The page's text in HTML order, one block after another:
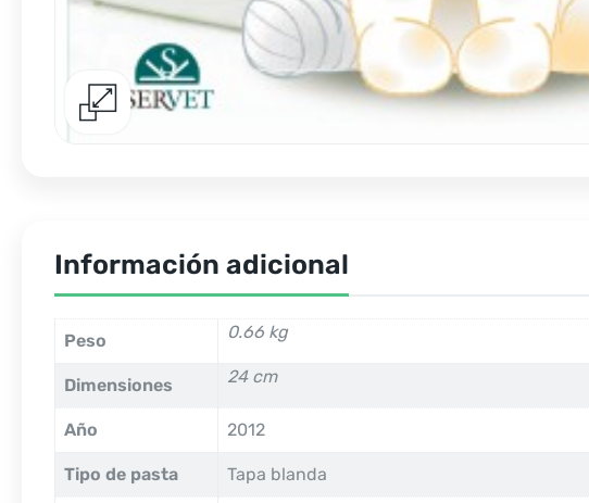
Información adicional
Peso 0.66 kg
Dimensiones 24 cm
Año 2012
Tipo de pasta Tapa blanda